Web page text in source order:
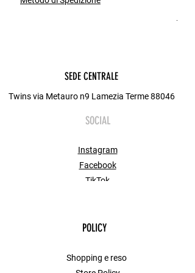
SEDE CENTRALE
Twins via Metauro n9 Lamezia Terme 88046
SOCIAL
Instagram
Facebook
TikTok
POLICY
Shopping e reso